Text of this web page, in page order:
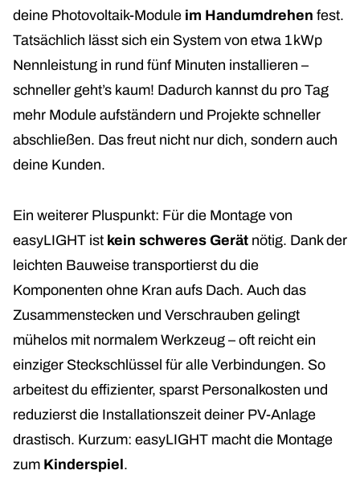
deine Photovoltaik-Module im Handumdrehen fest.
Tatsächlich lässt sich ein System von etwa 1 kWp
Nennleistung in rund fünf Minuten installieren –
schneller geht’s kaum! Dadurch kannst du pro Tag
mehr Module aufständern und Projekte schneller
abschließen. Das freut nicht nur dich, sondern auch
deine Kunden.
Ein weiterer Pluspunkt: Für die Montage von
easyLIGHT ist kein schweres Gerät nötig. Dank der
leichten Bauweise transportierst du die
Komponenten ohne Kran aufs Dach. Auch das
Zusammenstecken und Verschrauben gelingt
mühelos mit normalem Werkzeug – oft reicht ein
einziger Steckschlüssel für alle Verbindungen. So
arbeitest du effizienter, sparst Personalkosten und
reduzierst die Installationszeit deiner PV-Anlage
drastisch. Kurzum: easyLIGHT macht die Montage
zum Kinderspiel .